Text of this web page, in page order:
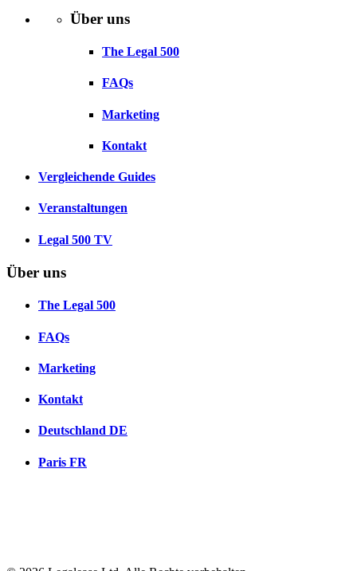
Über uns
The Legal 500
FAQs
Marketing
Kontakt
Vergleichende Guides
Veranstaltungen
Legal 500 TV
Über uns
The Legal 500
FAQs
Marketing
Kontakt
Deutschland DE
Paris FR